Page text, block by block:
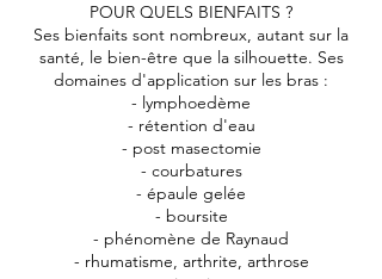
POUR QUELS BIENFAITS ?
Ses bienfaits sont nombreux, autant sur la
santé, le bien-être que la silhouette. Ses
domaines d'application sur les bras :
- lymphoedème
- rétention d'eau
- post masectomie
- courbatures
- épaule gelée
- boursite
- phénomène de Raynaud
- rhumatisme, arthrite, arthrose